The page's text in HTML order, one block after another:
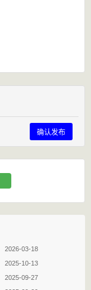
确认发布
2026-03-18
2025-10-13
2025-09-27